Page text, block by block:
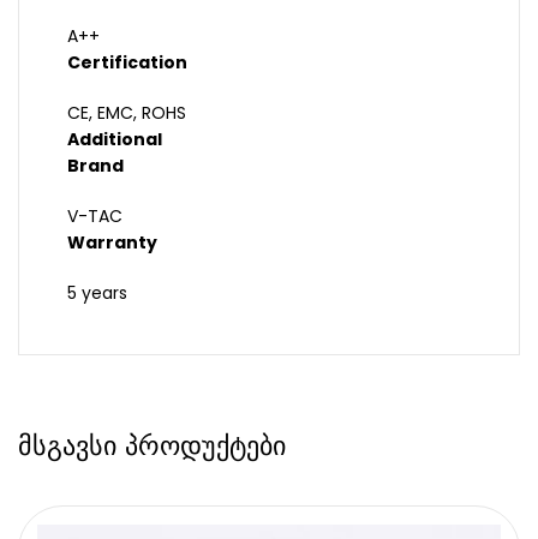
A++
Certification
CE, EMC, ROHS
Additional
Brand
V-TAC
Warranty
5 years
მსგავსი პროდუქტები